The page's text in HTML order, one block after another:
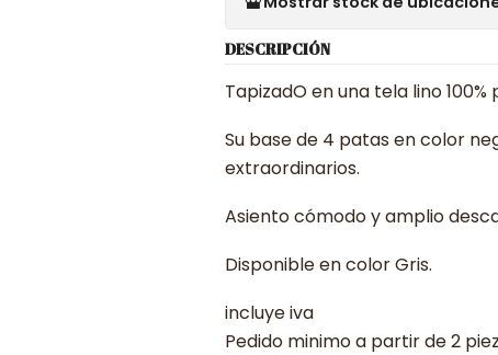
DESCRIPCIÓN
TapizadO en una tela lino
Su base de 4 patas en color
extraordinarios.
Asiento cómodo y amplio
Disponible en color Gris.
incluye iva
Pedido minimo a partir de 2